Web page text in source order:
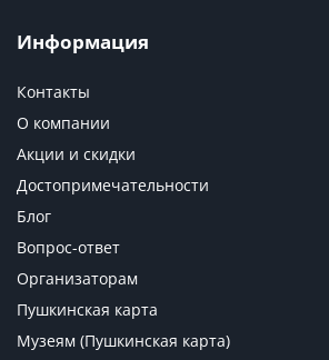
Информация
Контакты
О компании
Акции и скидки
Достопримечательности
Блог
Вопрос-ответ
Организаторам
Пушкинская карта
Музеям (Пушкинская карта)